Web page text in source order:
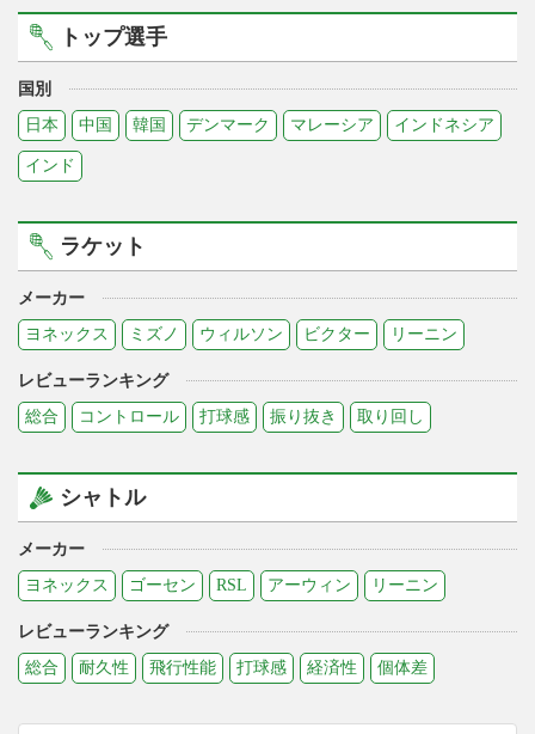
トップ選手
国別
日本
中国 韓国 デンマーク マレーシア インドネシア
インド
ラケット
メーカー
ヨネックス
ミズノ ウィルソン ビクター リーニン
レビューランキング
総合
コントロール 打球感 振り抜き 取り回し
シャトル
メーカー
ヨネックス
ゴーセン RSL アーウィン リーニン
レビューランキング
総合
耐久性 飛行性能 打球感 経済性 個体差